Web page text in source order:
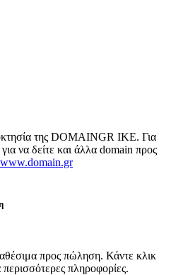
της DOMAINGR ΙΚΕ. Για
να δείτε και άλλα domain προς
www.domain.gr
προς πώληση. Κάντε κλικ
πληροφορίες.